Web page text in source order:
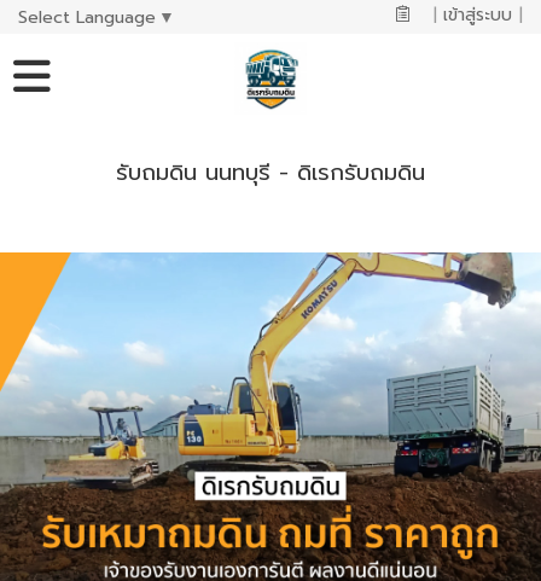
Select Language ▼ | เข้าสู่ระบบ |
รับถมดิน นนทบุรี - ดิเรกรับถมดิน